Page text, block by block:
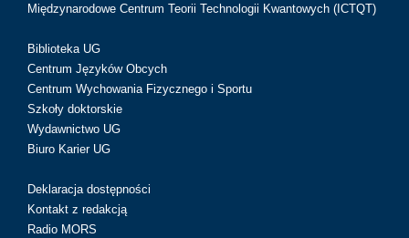
Międzynarodowe Centrum Teorii Technologii Kwantowych (ICTQT)
Biblioteka UG
Centrum Języków Obcych
Centrum Wychowania Fizycznego i Sportu
Szkoły doktorskie
Wydawnictwo UG
Biuro Karier UG
Deklaracja dostępności
Kontakt z redakcją
Radio MORS